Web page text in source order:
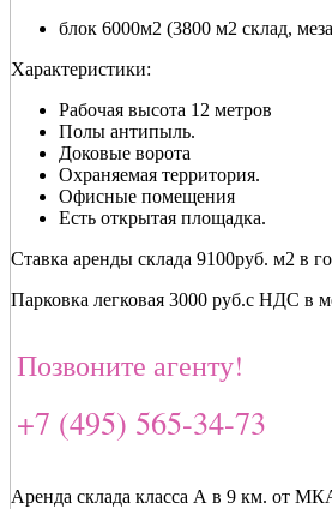
блок 6000м2 (3800 м2 склад,
Характеристики:
Рабочая высота 12 метров
Полы антипыль.
Доковые ворота
Охраняемая территория.
Офисные помещения
Есть открытая площадка.
Ставка аренды склада 9100руб. м2 в
Парковка легковая 3000 руб.с НДС в
Позвоните агенту!
+7 (495) 565-34-73
Аренда склада класса А в 9 км. от